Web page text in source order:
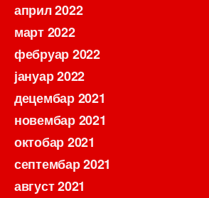
април 2022
март 2022
фебруар 2022
јануар 2022
децембар 2021
новембар 2021
октобар 2021
септембар 2021
август 2021